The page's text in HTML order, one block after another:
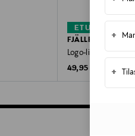
+
+
FJÄLLRÄVEN
Logo-lippalakki
Original Price
49,95 €